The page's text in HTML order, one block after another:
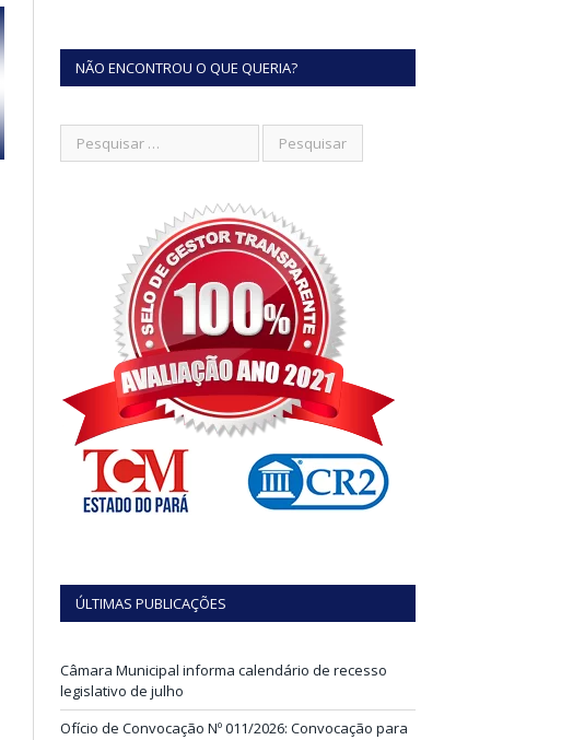
NÃO ENCONTROU O QUE QUERIA?
ÚLTIMAS PUBLICAÇÕES
Câmara Municipal informa calendário de recesso
legislativo de julho
Ofício de Convocação Nº 011/2026: Convocação para